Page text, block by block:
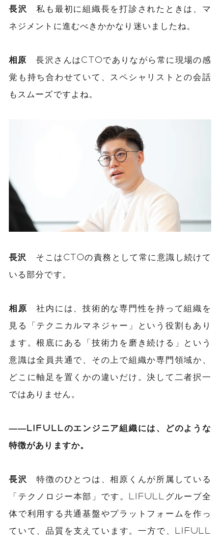
長沢私も最初に組織長を打診されたときは、マ
ネジメントに進むべきかかなり迷いましたね。
相原 長沢さんはCTOでありながら常に現場の感
覚も持ち合わせていて、スペシャリストとの会話
もスムーズですよね。
長沢 そこはCTOの責務として常に意識し続けて
いる部分です。
相原社内には、技術的な専門性を持って組織を
見る「テクニカルマネジャー」という役割もあり
ます。根底にある「技術力を磨き続ける」という
意識は全員共通で、その上で組織か専門領域か、
どこに軸足を置くかの違いだけ。決して二者択一
ではありません。
――LIFULLのエンジニア組織には、どのような
特徴がありますか。
長沢特徴のひとつは、相原くんが所属している
「テクノロジー本部」です。LIFULLグループ全
体で利用する共通基盤やプラットフォームを作っ
ていて、品質を支えています。一方で、LIFULL